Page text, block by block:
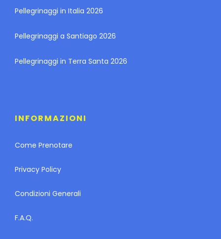
Pellegrinaggi in Italia 2026
Pellegrinaggi a Santiago 2026
Pellegrinaggi in Terra Santa 2026
INFORMAZIONI
Come Prenotare
Privacy Policy
Condizioni Generali
F.A.Q.